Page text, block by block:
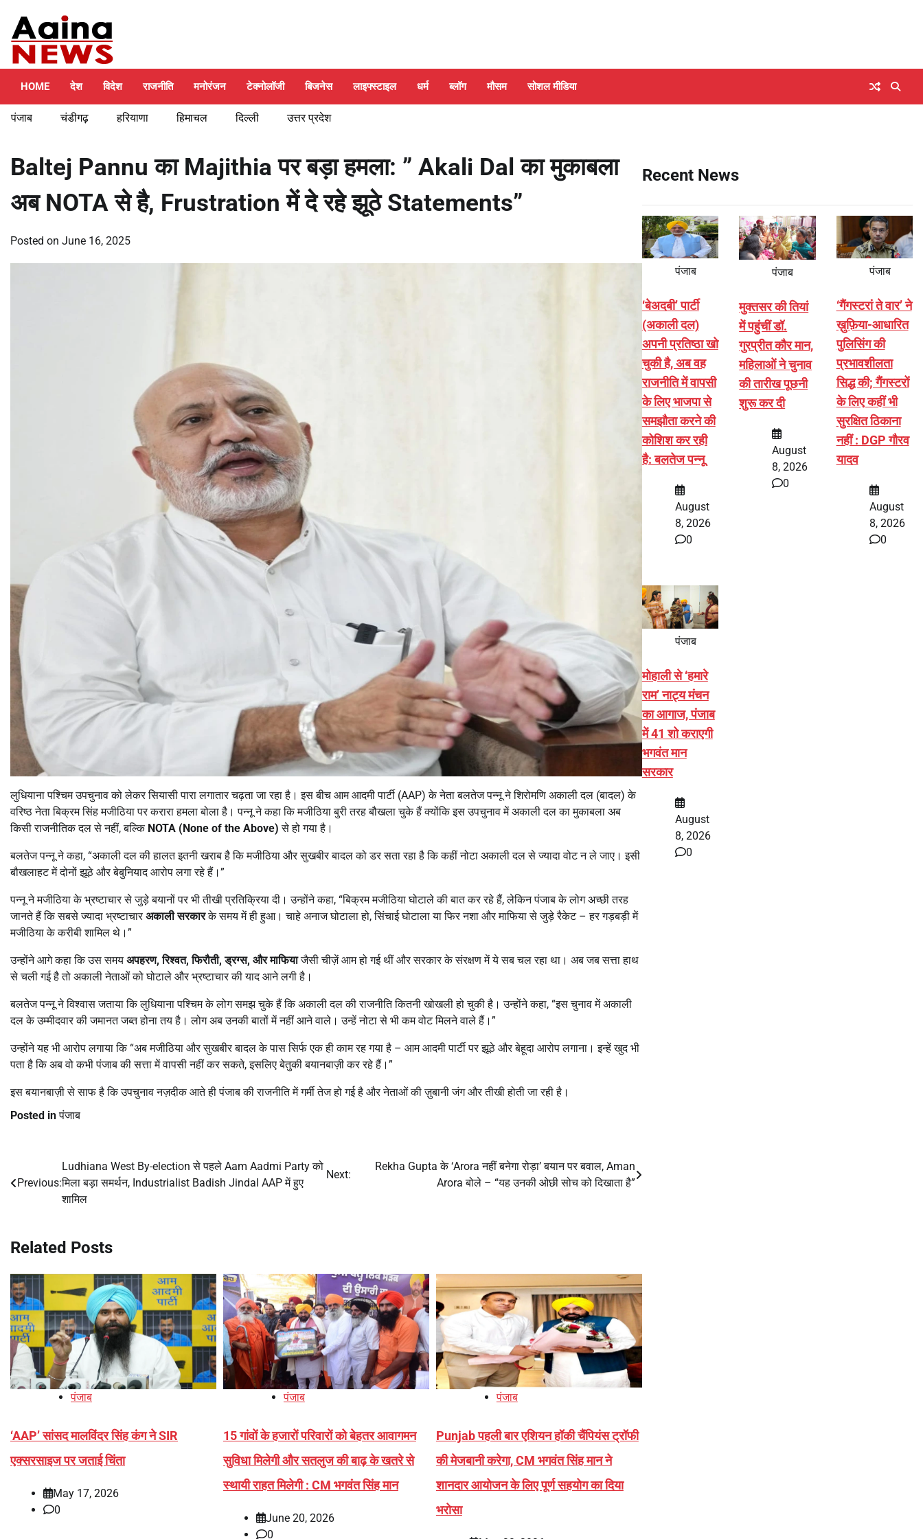
content
HOME देश विदेश राजनीति मनोरंजन टेक्नोलॉजी बिजनेस लाइफ्स्टाइल धर्म ब्लॉग मौसम सोशल मीडिया
पंजाब चंडीगढ़ हरियाणा हिमाचल दिल्ली उत्तर प्रदेश
Baltej Pannu का Majithia पर बड़ा हमला: ” Akali Dal का मुकाबला
अब NOTA से है, Frustration में दे रहे झूठे Statements”
Posted on June 16, 2025
लुधियाना पश्चिम उपचुनाव को लेकर सियासी पारा लगातार चढ़ता जा रहा है। इस बीच आम आदमी पार्टी (AAP) के नेता बलतेज पन्नू ने शिरोमणि अकाली दल (बादल) के
वरिष्ठ नेता बिक्रम सिंह मजीठिया पर करारा हमला बोला है। पन्नू ने कहा कि मजीठिया बुरी तरह बौखला चुके हैं क्योंकि इस उपचुनाव में अकाली दल का मुकाबला अब
किसी राजनीतिक दल से नहीं, बल्कि NOTA (None of the Above) से हो गया है।
बलतेज पन्नू ने कहा, “अकाली दल की हालत इतनी खराब है कि मजीठिया और सुखबीर बादल को डर सता रहा है कि कहीं नोटा अकाली दल से ज्यादा वोट न ले जाए। इसी
बौखलाहट में दोनों झूठे और बेबुनियाद आरोप लगा रहे हैं।”
पन्नू ने मजीठिया के भ्रष्टाचार से जुड़े बयानों पर भी तीखी प्रतिक्रिया दी। उन्होंने कहा, “बिक्रम मजीठिया घोटाले की बात कर रहे हैं, लेकिन पंजाब के लोग अच्छी तरह
जानते हैं कि सबसे ज्यादा भ्रष्टाचारअकाली सरकारके समय में ही हुआ। चाहे अनाज घोटाला हो, सिंचाई घोटाला या फिर नशा और माफिया से जुड़े रैकेट – हर गड़बड़ी में
मजीठिया के करीबी शामिल थे।”
उन्होंने आगे कहा कि उस समय अपहरण,रिश्वत,फिरौती,ड्रग्स, और माफियाजैसी चीज़ें आम हो गई थीं और सरकार के संरक्षण में ये सब चल रहा था। अब जब सत्ता हाथ
से चली गई है तो अकाली नेताओं को घोटाले और भ्रष्टाचार की याद आने लगी है।
बलतेज पन्नू ने विश्वास जताया कि लुधियाना पश्चिम के लोग समझ चुके हैं कि अकाली दल की राजनीति कितनी खोखली हो चुकी है। उन्होंने कहा, “इस चुनाव में अकाली
दल के उम्मीदवार की जमानत जब्त होना तय है। लोग अब उनकी बातों में नहीं आने वाले। उन्हें नोटा से भी कम वोट मिलने वाले हैं।”
उन्होंने यह भी आरोप लगाया कि “अब मजीठिया और सुखबीर बादल के पास सिर्फ एक ही काम रह गया है – आम आदमी पार्टी पर झूठे और बेहूदा आरोप लगाना। इन्हें खुद भी
पता है कि अब वो कभी पंजाब की सत्ता में वापसी नहीं कर सकते, इसलिए बेतुकी बयानबाज़ी कर रहे हैं।”
इस बयानबाज़ी से साफ है कि उपचुनाव नज़दीक आते ही पंजाब की राजनीति में गर्मी तेज हो गई है और नेताओं की ज़ुबानी जंग और तीखी होती जा रही है।
Posted inपंजाब
navigation
Previous:
Ludhiana West By-election से पहले Aam Aadmi Party को
मिला बड़ा समर्थन, Industrialist Badish Jindal AAP में हुए
शामिल
Next:
Rekha Gupta के ‘Arora नहीं बनेगा रोड़ा’ बयान पर बवाल, Aman
Arora बोले – “यह उनकी ओछी सोच को दिखाता है”
Related Posts
पंजाब
‘AAP’ सांसद मालविंदर सिंह कंग ने SIR
एक्सरसाइज पर जताई चिंता
May 17, 2026
0
पंजाब
15 गांवों के हजारों परिवारों को बेहतर आवागमन
सुविधा मिलेगी और सतलुज की बाढ़ के खतरे से
स्थायी राहत मिलेगी : CM भगवंत सिंह मान
June 20, 2026
0
पंजाब
Punjab पहली बार एशियन हॉकी चैंपियंस ट्रॉफी
की मेजबानी करेगा, CM भगवंत सिंह मान ने
शानदार आयोजन के लिए पूर्ण सहयोग का दिया
भरोसा
Recent News
पंजाब
‘बेअदबी’ पार्टी
(अकाली दल)
अपनी प्रतिष्ठा खो
चुकी है, अब वह
राजनीति में वापसी
के लिए भाजपा से
समझौता करने की
कोशिश कर रही
है: बलतेज पन्नू
August
8, 2026
0
पंजाब
मुक्तसर की तियां
में पहुंचीं डॉ.
गुरप्रीत कौर मान,
महिलाओं ने चुनाव
की तारीख पूछनी
शुरू कर दी
August
8, 2026
0
पंजाब
‘गैंगस्टरां ते वार’ ने
ख़ुफ़िया-आधारित
पुलिसिंग की
प्रभावशीलता
सिद्ध की; गैंगस्टरों
के लिए कहीं भी
सुरक्षित ठिकाना
नहीं : DGP गौरव
यादव
August
8, 2026
0
पंजाब
मोहाली से ‘हमारे
राम’ नाट्य मंचन
का आगाज, पंजाब
में 41 शो कराएगी
भगवंत मान
सरकार
August
8, 2026
0